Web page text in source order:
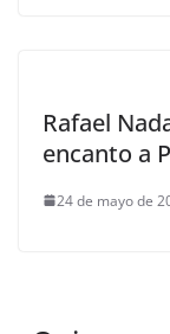
Rafael
encanto a
24 de mayo de